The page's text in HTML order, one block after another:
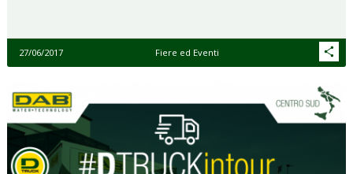
27/06/2017 Fiere ed Eventi